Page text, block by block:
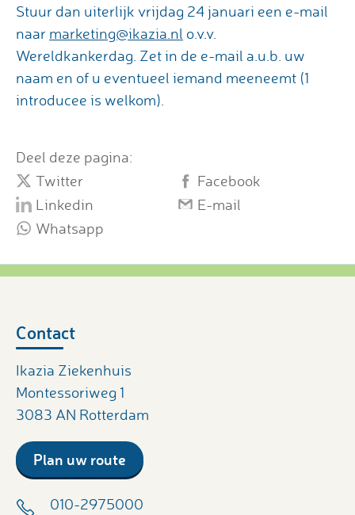
Stuur dan uiterlijk vrijdag 24 januari een e-mail
naar marketing@ikazia.nl o.v.v.
Wereldkankerdag. Zet in de e-mail a.u.b. uw
naam en of u eventueel iemand meeneemt (1
introducee is welkom).
Deel deze pagina:
Twitter
Facebook
Linkedin
E-mail
Whatsapp
Contact
Ikazia Ziekenhuis
Montessoriweg 1
3083 AN Rotterdam
Plan uw route
010-2975000